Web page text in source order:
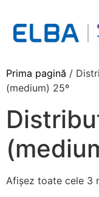
Prima pagină /
(medium) 25º
Afișez toate cele 3